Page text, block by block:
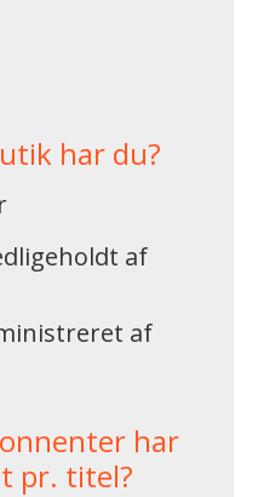
har du?
af
af
har
pr. titel?